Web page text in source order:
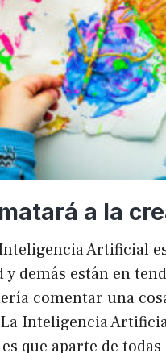
a la
Artificial
y demás están en
comentar una
Inteligencia
que aparte de